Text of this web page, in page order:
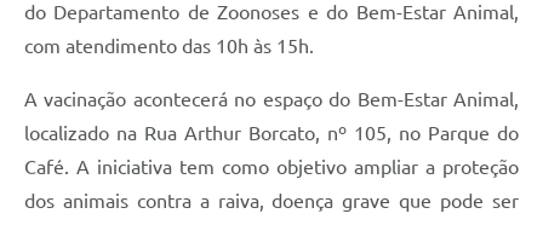
do Departamento de Zoonoses e do Bem-Estar Animal,
com atendimento das 10h às 15h.
A vacinação acontecerá no espaço do Bem-Estar Animal,
localizado na Rua Arthur Borcato, nº 105, no Parque do
Café. A iniciativa tem como objetivo ampliar a proteção
dos animais contra a raiva, doença grave que pode ser